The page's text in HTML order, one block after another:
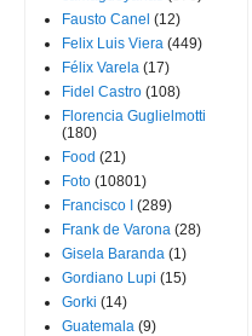
Fausto Canel (12)
Felix Luis Viera (449)
Félix Varela (17)
Fidel Castro (108)
Florencia Guglielmotti
(180)
Food (21)
Foto (10801)
Francisco I
(289)
Frank de Varona (28)
Gisela Baranda (1)
Gordiano Lupi (15)
Gorki (14)
Guatemala (9)